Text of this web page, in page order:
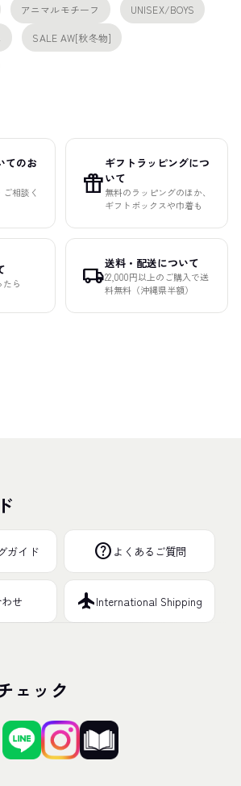
アニマルモチーフ UNISEX/BOYS
SALE AW[秋冬物]
てのお
相談く
featured_seasonal_and_gifts
ギフトラッピングにつ
いて
無料のラッピングのほか、
ギフトボックスや巾着も
ら local_shipping送料・配送について
22,000円以上のご購入で送
料無料（沖縄県半額）
ガイド help よくあるご質問
せ flightInternational Shipping
ェック